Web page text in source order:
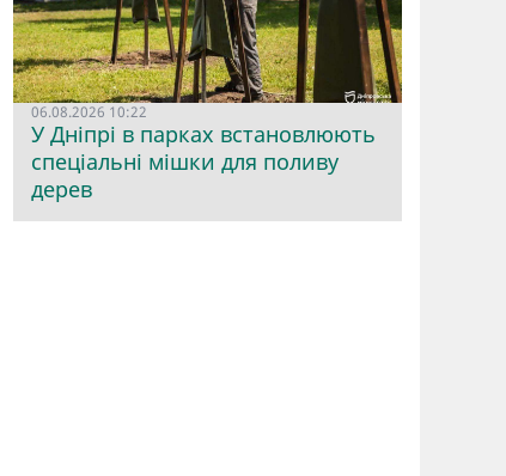
06.08.2026 10:22
У Дніпрі в парках встановлюють
спеціальні мішки для поливу
дерев